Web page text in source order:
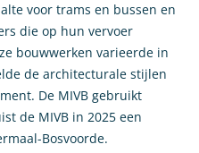
voor trams en bussen en
die op hun vervoer
bouwwerken varieerde in
de architecturale stijlen
De MIVB gebruikt
de MIVB in 2025 een
Bosvoorde.